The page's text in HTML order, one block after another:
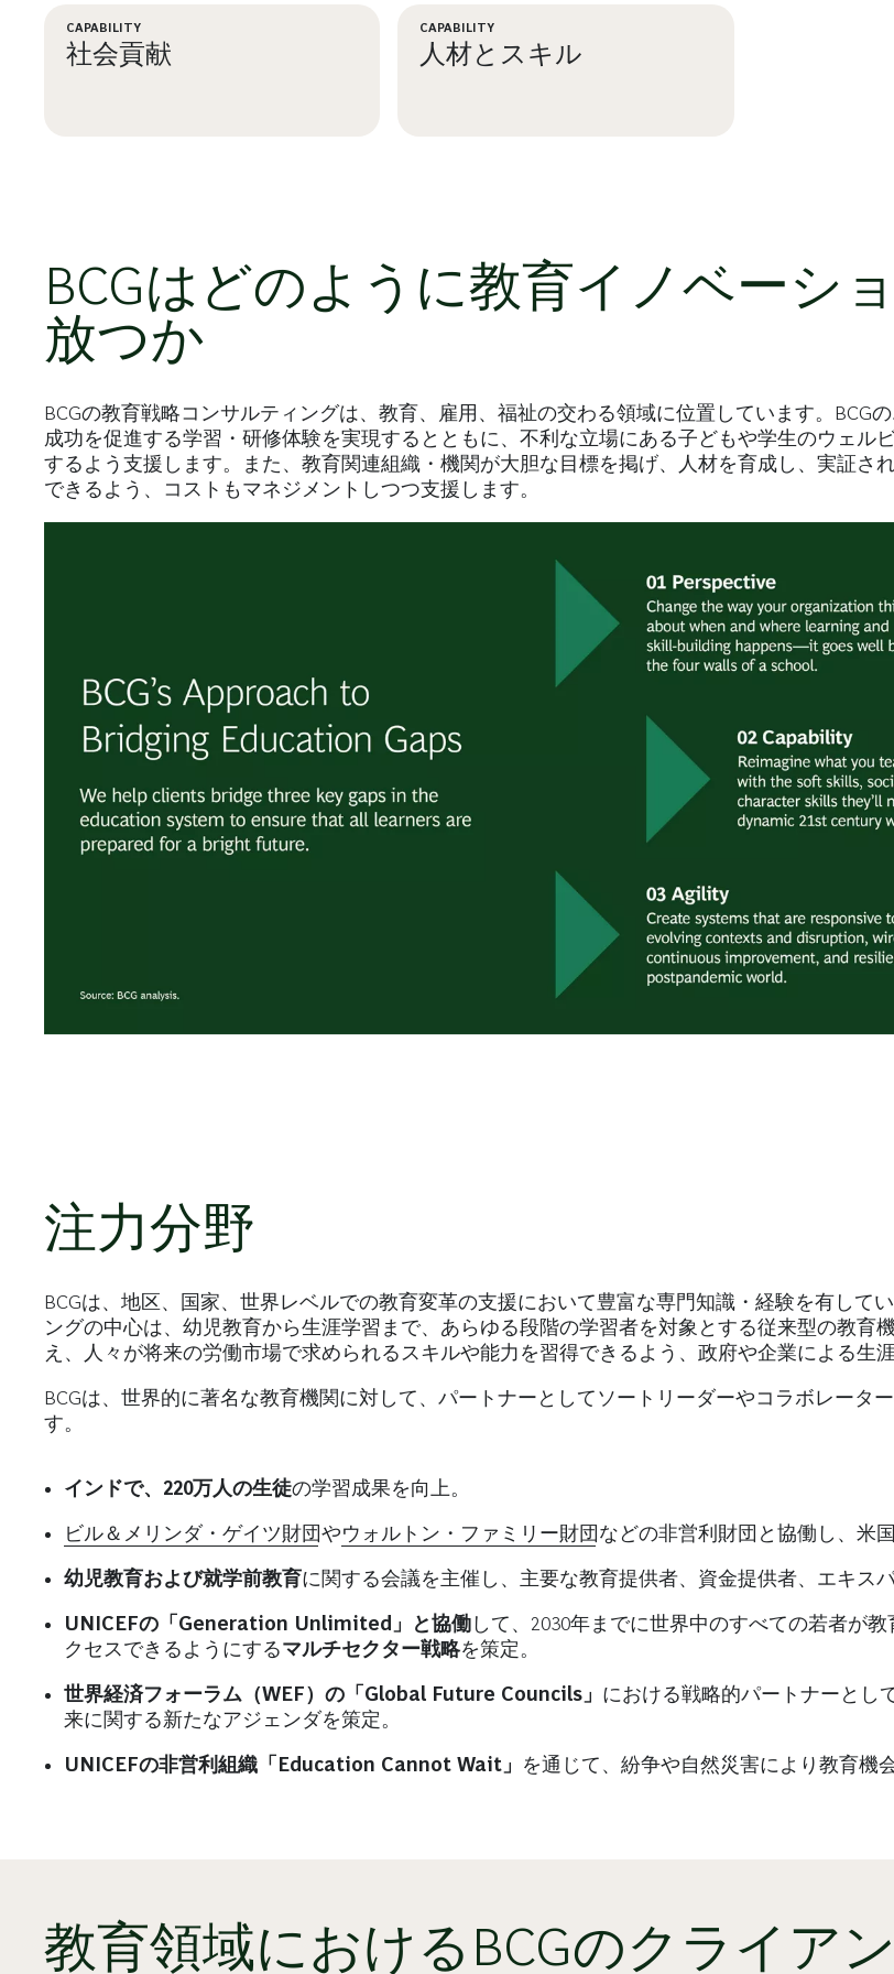
CAPABILITY
社会貢献
CAPABILITY
人材とスキル
BCGはどのように教育イノベーシ
放つか
BCGの教育戦略コンサルティングは、教育、雇用、福祉の交わる領域に位置しています。BCG
成功を促進する学習・研修体験を実現するとともに、不利な立場にある子どもや学生のウェル
するよう支援します。また、教育関連組織・機関が大胆な目標を掲げ、人材を育成し、実証さ
できるよう、コストもマネジメントしつつ支援します。
注力分野
BCGは、地区、国家、世界レベルでの教育変革の支援において豊富な専門知識・経験を有して
ングの中心は、幼児教育から生涯学習まで、あらゆる段階の学習者を対象とする従来型の教育
え、人々が将来の労働市場で求められるスキルや能力を習得できるよう、政府や企業による生
BCGは、世界的に著名な教育機関に対して、パートナーとしてソートリーダーやコラボレータ
す。
インドで、220万人の生徒の学習成果を向上。
ビル＆メリンダ・ゲイツ財団やウォルトン・ファミリー財団 などの非営利財団と協働し、米
幼児教育および就学前教育に関する会議を主催し、主要な教育提供者、資金提供者、エキスパ
UNICEFの「Generation Unlimited」と協働 して、2030年までに世界中のすべての若者が
クセスできるようにするマルチセクター戦略を策定。
世界経済フォーラム（WEF）の「Global Future Councils」 における戦略的パートナーとし
来に関する新たなアジェンダを策定。
UNICEFの非営利組織「Education Cannot Wait」 を通じて、紛争や自然災害により教育機
教育領域におけるBCGのクライア